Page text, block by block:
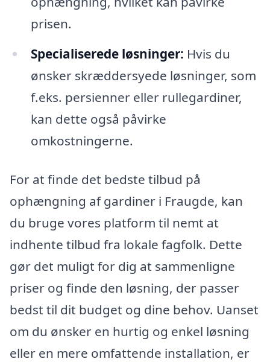
prisen.
Specialiserede løsninger: Hvis du
ønsker skræddersyede løsninger, som
f.eks. persienner eller rullegardiner,
kan dette også påvirke
omkostningerne.
For at finde det bedste tilbud på
ophængning af gardiner i Fraugde, kan
du bruge vores platform til nemt at
indhente tilbud fra lokale fagfolk. Dette
gør det muligt for dig at sammenligne
priser og finde den løsning, der passer
bedst til dit budget og dine behov. Uanset
om du ønsker en hurtig og enkel løsning
eller en mere omfattende installation, er